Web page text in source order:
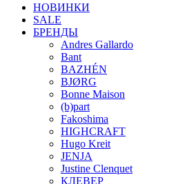
НОВИНКИ
SALE
БРЕНДЫ
Andres Gallardo
Bant
BAZHÉN
BJØRG
Bonne Maison
(b)part
Fakoshima
HIGHCRAFT
Hugo Kreit
JENJA
Justine Clenquet
КЛЕВЕР